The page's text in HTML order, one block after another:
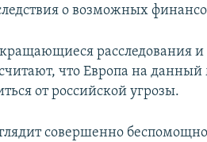
о возможных
расследования и
что Европа на данный
от российской угрозы.
совершенно